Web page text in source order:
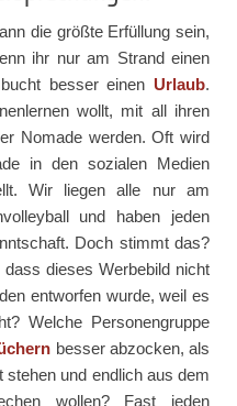
die größte Erfüllung sein,
ihr nur am Strand einen
besser einen Urlaub.
wollt, mit all ihren
Nomade werden. Oft wird
in den sozialen Medien
Wir liegen alle nur am
und haben jeden
Doch stimmt das?
dieses Werbebild nicht
entworfen wurde, weil es
Welche Personengruppe
besser abzocken, als
und endlich aus dem
wollen? Fast jeden